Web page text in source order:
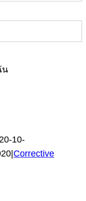
น
10-
|Corrective